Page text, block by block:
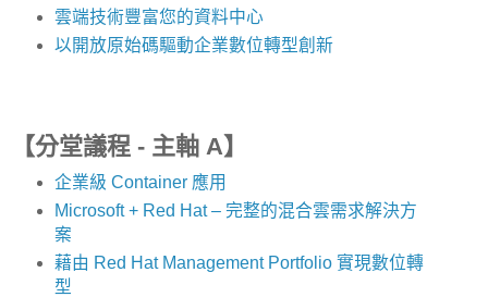
雲端技術豐富您的資料中心​
以開放原始碼驅動企業數位轉型創新
【分堂議程 - 主軸 A】
企業級 Container 應用
Microsoft + Red Hat – 完整的混合雲需求解決方
案
藉由 Red Hat Management Portfolio 實現數位轉
型